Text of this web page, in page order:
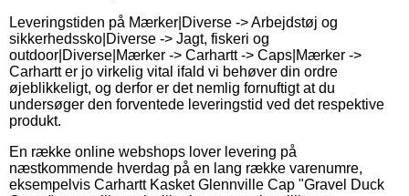
Leveringstiden på Mærker|Diverse -> Arbejdstøj og
sikkerhedssko|Diverse -> Jagt, fiskeri og
outdoor|Diverse|Mærker -> Carhartt -> Caps|Mærker ->
Carhartt er jo virkelig vital ifald vi behøver din ordre
øjeblikkeligt, og derfor er det nemlig fornuftigt at du
undersøger den forventede leveringstid ved det respektive
produkt.
En række online webshops lover levering på
næstkommende hverdag på en lang række varenumre,
eksempelvis Carhartt Kasket Glennville Cap "Gravel Duck